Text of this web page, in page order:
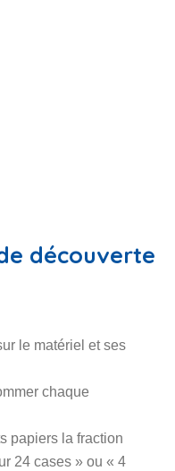
découverte
le matériel et ses
chaque
papiers la fraction
24 cases » ou « 4